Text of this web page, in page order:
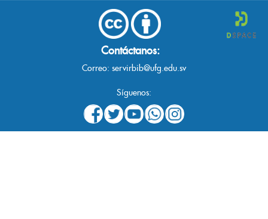
Contáctanos:
Correo: servirbib@ufg.edu.sv
Síguenos: